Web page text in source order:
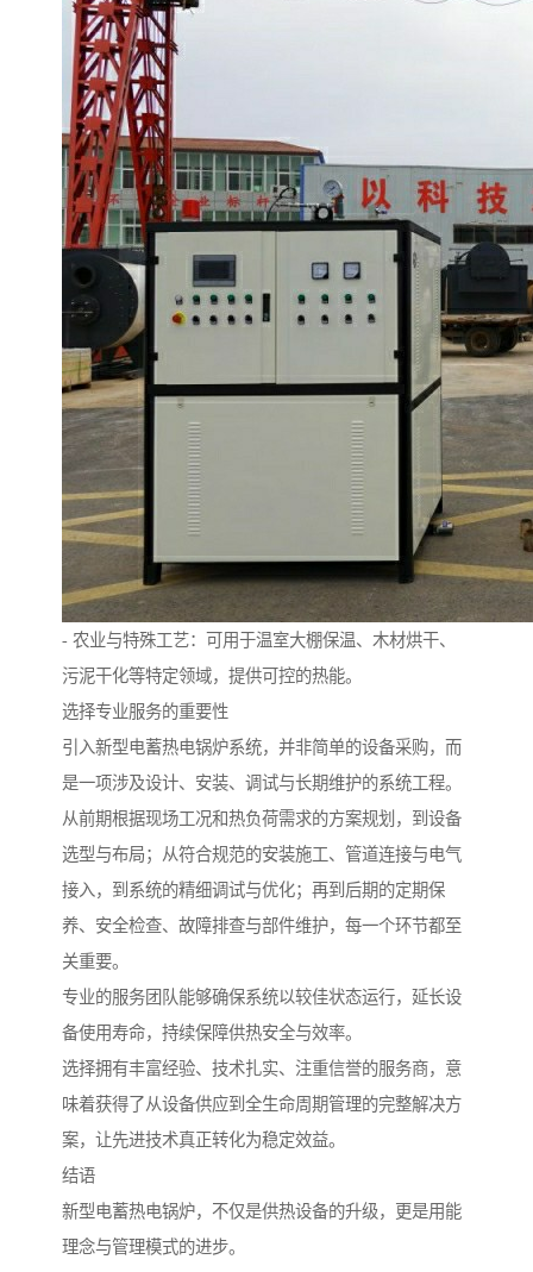
- 农业与特殊工艺：可用于温室大棚保温、木材烘干、
污泥干化等特定领域，提供可控的热能。
选择专业服务的重要性
引入新型电蓄热电锅炉系统，并非简单的设备采购，而
是一项涉及设计、安装、调试与长期维护的系统工程。
从前期根据现场工况和热负荷需求的方案规划，到设备
选型与布局；从符合规范的安装施工、管道连接与电气
接入，到系统的精细调试与优化；再到后期的定期保
养、安全检查、故障排查与部件维护，每一个环节都至
关重要。
专业的服务团队能够确保系统以较佳状态运行，延长设
备使用寿命，持续保障供热安全与效率。
选择拥有丰富经验、技术扎实、注重信誉的服务商，意
味着获得了从设备供应到全生命周期管理的完整解决方
案，让先进技术真正转化为稳定效益。
结语
新型电蓄热电锅炉，不仅是供热设备的升级，更是用能
理念与管理模式的进步。